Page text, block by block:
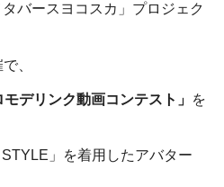
バースヨコスカ」プロジェク
、
デリンク動画コンテスト」 を
」を着用したアバター